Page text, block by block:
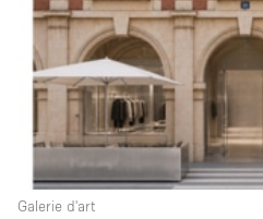
Séance de
photo
Conférence Réunion
Type de l'espace
Galerie d'art